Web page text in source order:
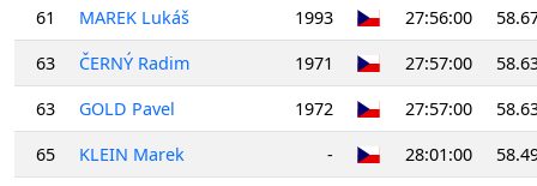
61 MAREK Lukáš 1993 27:56:00
63
ČERNÝ Radim 1971 27:57:00
63
GOLD Pavel 1972 27:57:00
65
KLEIN Marek - 28:01:00